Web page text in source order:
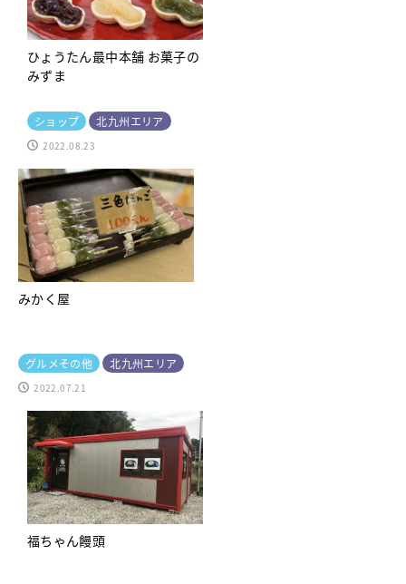
ひょうたん最中本舗 お菓子の
みずま
ショップ 北九州エリア
2022.08.23
みかく屋
グルメその他 北九州エリア
2022.07.21
福ちゃん饅頭